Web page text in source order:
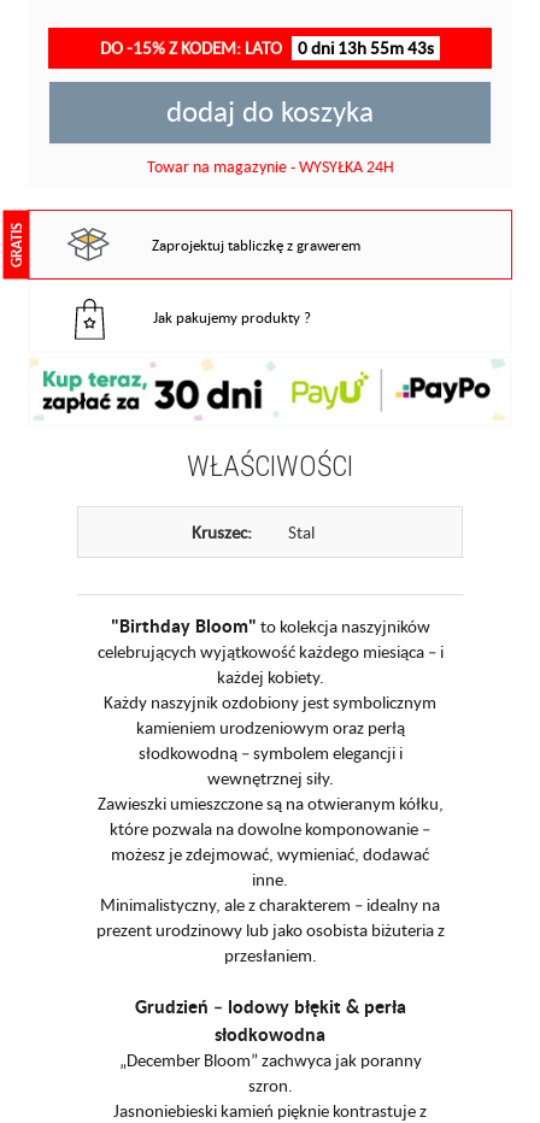
DO -15% Z KODEM: LATO 0 dni 13h 55m 43s
dodaj do koszyka
Towar na magazynie - WYSYŁKA 24H
GRATIS Zaprojektuj tabliczkę z grawerem
Jak pakujemy produkty ?
WŁAŚCIWOŚCI
Kruszec: Stal
"Birthday Bloom" to kolekcja naszyjników
celebrujących wyjątkowość każdego miesiąca – i
każdej kobiety.
Każdy naszyjnik ozdobiony jest symbolicznym
kamieniem urodzeniowym oraz perłą
słodkowodną – symbolem elegancji i
wewnętrznej siły.
Zawieszki umieszczone są na otwieranym kółku,
które pozwala na dowolne komponowanie –
możesz je zdejmować, wymieniać, dodawać
inne.
Minimalistyczny, ale z charakterem – idealny na
prezent urodzinowy lub jako osobista biżuteria z
przesłaniem.
Grudzień – lodowy błękit & perła
słodkowodna
„December Bloom” zachwyca jak poranny
szron.
Jasnoniebieski kamień pięknie kontrastuje z